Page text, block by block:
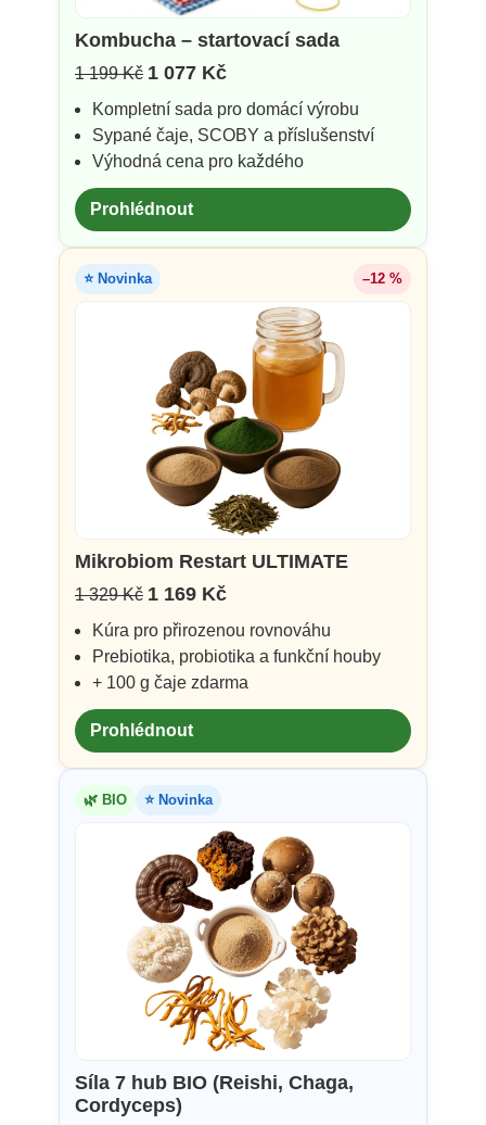
Kombucha – startovací sada
1 199 Kč 1 077 Kč
Kompletní sada pro domácí výrobu
Sypané čaje, SCOBY a příslušenství
Výhodná cena pro každého
Prohlédnout
⭐ Novinka –12 %
Mikrobiom Restart ULTIMATE
1 329 Kč 1 169 Kč
Kúra pro přirozenou rovnováhu
Prebiotika, probiotika a funkční houby
+ 100 g čaje zdarma
Prohlédnout
🌿 BIO ⭐ Novinka
Síla 7 hub BIO (Reishi, Chaga,
Cordyceps)